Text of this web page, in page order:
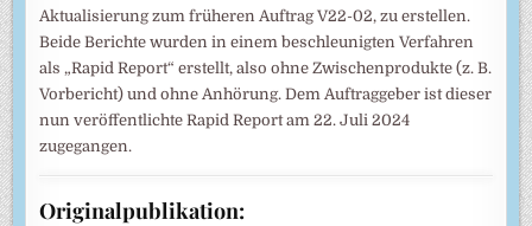
Aktualisierung zum früheren Auftrag V22-02, zu erstellen.
Beide Berichte wurden in einem beschleunigten Verfahren
als „Rapid Report“ erstellt, also ohne Zwischenprodukte (z. B.
Vorbericht) und ohne Anhörung. Dem Auftraggeber ist dieser
nun veröffentlichte Rapid Report am 22. Juli 2024
zugegangen.
Originalpublikation: